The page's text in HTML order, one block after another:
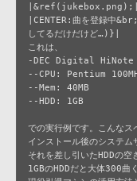
|&ref(jukebox.png);|
|CENTER:曲を登録中
してるだけだけど…)}|
これは、
-DEC Digital
--CPU: Pentium
--Mem: 40MB
--HDD: 1GB
での実行例です。こんな
インストール後のシステム
それを差し引いたHDDの空
1GBのHDDだと大体300曲